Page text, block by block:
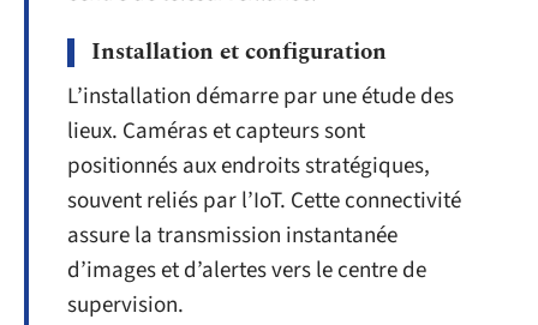
Installation et configuration
L’installation démarre par une étude des
lieux. Caméras et capteurs sont
positionnés aux endroits stratégiques,
souvent reliés par l’IoT. Cette connectivité
assure la transmission instantanée
d’images et d’alertes vers le centre de
supervision.